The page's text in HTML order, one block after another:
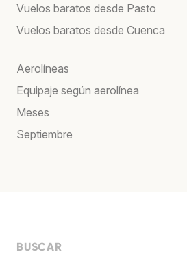
Vuelos baratos desde Pasto
Vuelos baratos desde Cuenca
Aerolíneas
Equipaje según aerolínea
Meses
Septiembre
BUSCAR